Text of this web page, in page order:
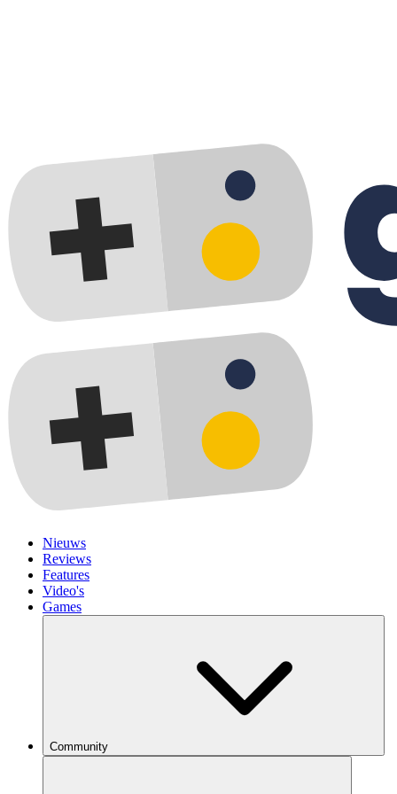
Nieuws
Reviews
Features
Video's
Games
Community